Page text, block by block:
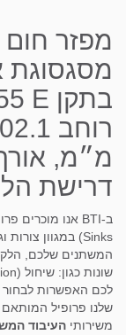
מ״מ,
דרישת
Sinks) במגוון צורות וגדלים, המתאימים
המשתנים שלכם,
לכם האפשרות לבחור
שלנו פרופיל המותאם
משירותי העיבוד